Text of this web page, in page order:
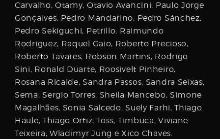
Carvalho, Otamy, Otavio Avancini, Paulo Jorge
Gonçalves, Pedro Mandarino, Pedro Sánchez,
Pedro Sekiguchi, Petrillo, Raimundo
Rodriguez, Raquel Gaio, Roberto Precioso,
Roberto Tavares, Robson Martins, Rodrigo
Sini, Ronald Duarte, Roosivelt Pinheiro,
Rosana Ricalde, Sandra Passos, Sandra Seixas,
Sema, Sergio Torres, Sheila Mancebo, Simone
Magalhães, Sonia Salcedo, Suely Farhi, Thiago
Haule, Thiago Ortiz, Toss, Timbuca, Viviane
Teixeira, Wladimyr Jung e Xico Chaves.